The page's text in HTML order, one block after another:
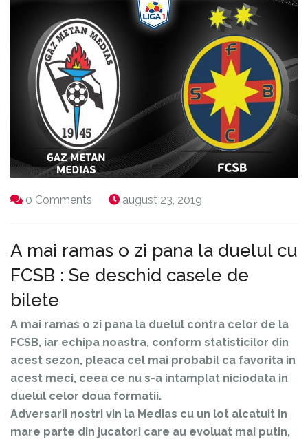
0 Comments august 23, 2019
A mai ramas o zi pana la duelul cu
FCSB : Se deschid casele de
bilete
A mai ramas o zi pana la duelul contra celor de la
FCSB, iar echipa noastra, conform statisticilor din
acest sezon, pleaca cel mai probabil ca favorita in
acest meci, ceea ce nu s-a intamplat niciodata in
duelul celor doua formatii.
Adversarii nostri vin la Medias cu un lot alcatuit in
mare parte din jucatori care au evoluat mai putin,